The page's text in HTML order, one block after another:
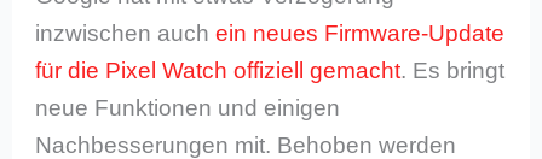
inzwischen auchein neues Firmware-Update
für die Pixel Watch offiziell gemacht. Es bringt
neue Funktionen und einigen
Nachbesserungen mit. Behoben werden